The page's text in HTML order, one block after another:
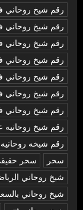
رقم شيخ روحاني
رقم شيخ روحاني
رقم شيخ روحاني
رقم شيخ روحاني
رقم شيخ روحاني
رقم شيخ روحاني
رقم شيخ روحاني
رقم شيخ روحانيه
رقم شيخه روحانيه
سحر
سحر
شيخ روحاني
شيخ روحاني